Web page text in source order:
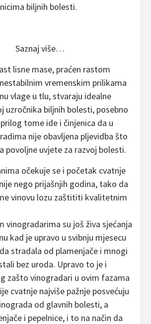
biljnih bolesti.
Saznaj više…
lisne mase, praćen rastom
vremenskim prilikama
vlage u tlu, stvaraju idealne
uzročnika biljnih bolesti, posebno
tome ide i činjenica da u
nije obavljena pljevidba što
povoljne uvjete za razvoj bolesti.
očekuje se i početak cvatnje
nego prijašnjih godina, tako da
vinovu lozu zaštititi kvalitetnim
vinogradarima su još živa sjećanja
kad je upravo u svibnju mjesecu
stradala od plamenjače i mnogi
bez uroda. Upravo to je i
zašto vinogradari u ovim fazama
cvatnje najviše pažnje posvećuju
od glavnih bolesti, a
i pepelnice, i to na način da